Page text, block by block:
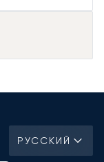
РУССКИЙ